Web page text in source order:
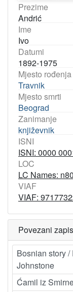
Prezime
Andrić
Ime
Ivo
Datumi
1892-1975
Mjesto rođenja
Travnik
Mjesto smrti
Beograd
Zanimanje
književnik
ISNI
ISNI: 0000
LOC
LC Names:
VIAF
VIAF:
Povezani
Bosnian story
Johnstone
Ćamil iz